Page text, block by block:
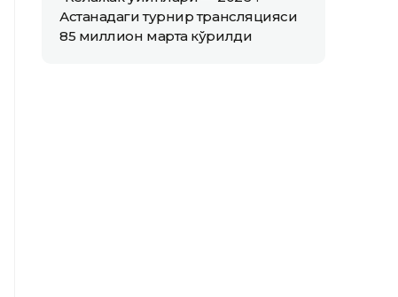
Астанадаги турнир трансляцияси
85 миллион марта кўрилди